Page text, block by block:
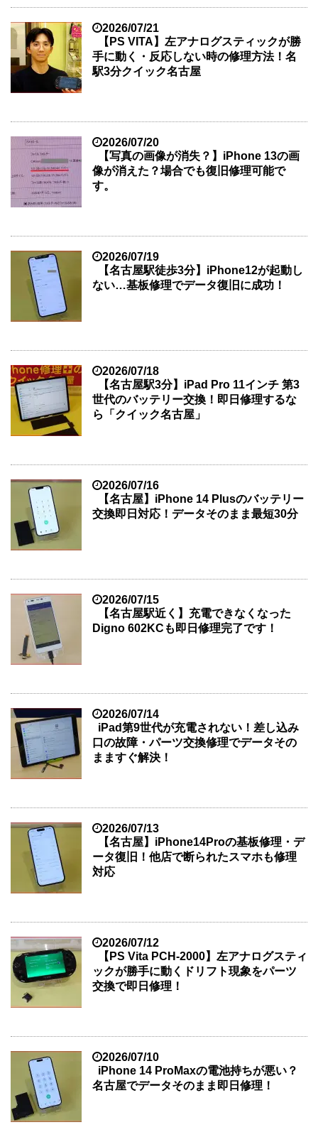
2026/07/21
【PS VITA】左アナログスティックが勝
手に動く・反応しない時の修理方法！名
駅3分クイック名古屋
2026/07/20
【写真の画像が消失？】iPhone 13の画
像が消えた？場合でも復旧修理可能で
す。
2026/07/19
【名古屋駅徒歩3分】iPhone12が起動し
ない…基板修理でデータ復旧に成功！
2026/07/18
【名古屋駅3分】iPad Pro 11インチ 第3
世代のバッテリー交換！即日修理するな
ら「クイック名古屋」
2026/07/16
【名古屋】iPhone 14 Plusのバッテリー
交換即日対応！データそのまま最短30分
2026/07/15
【名古屋駅近く】充電できなくなった
Digno 602KCも即日修理完了です！
2026/07/14
iPad第9世代が充電されない！差し込み
口の故障・パーツ交換修理でデータその
まますぐ解決！
2026/07/13
【名古屋】iPhone14Proの基板修理・デ
ータ復旧！他店で断られたスマホも修理
対応
2026/07/12
【PS Vita PCH-2000】左アナログスティ
ックが勝手に動くドリフト現象をパーツ
交換で即日修理！
2026/07/10
iPhone 14 ProMaxの電池持ちが悪い？
名古屋でデータそのまま即日修理！